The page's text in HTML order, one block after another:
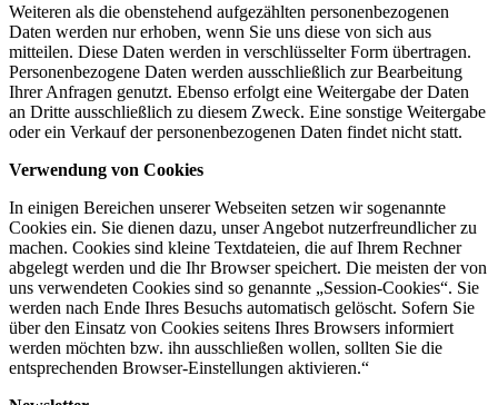
Weiteren als die obenstehend aufgezählten personenbezogenen
Daten werden nur erhoben, wenn Sie uns diese von sich aus
mitteilen. Diese Daten werden in verschlüsselter Form übertragen.
Personenbezogene Daten werden ausschließlich zur Bearbeitung
Ihrer Anfragen genutzt. Ebenso erfolgt eine Weitergabe der Daten
an Dritte ausschließlich zu diesem Zweck. Eine sonstige Weitergabe
oder ein Verkauf der personenbezogenen Daten findet nicht statt.
Verwendung von Cookies
In einigen Bereichen unserer Webseiten setzen wir sogenannte
Cookies ein. Sie dienen dazu, unser Angebot nutzerfreundlicher zu
machen. Cookies sind kleine Textdateien, die auf Ihrem Rechner
abgelegt werden und die Ihr Browser speichert. Die meisten der von
uns verwendeten Cookies sind so genannte „Session-Cookies“. Sie
werden nach Ende Ihres Besuchs automatisch gelöscht. Sofern Sie
über den Einsatz von Cookies seitens Ihres Browsers informiert
werden möchten bzw. ihn ausschließen wollen, sollten Sie die
entsprechenden Browser-Einstellungen aktivieren.“